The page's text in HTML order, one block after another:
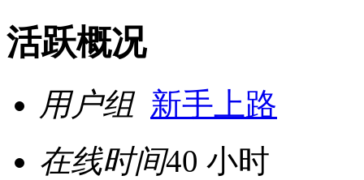
活跃概况
用户组 新手上路
在线时间40 小时